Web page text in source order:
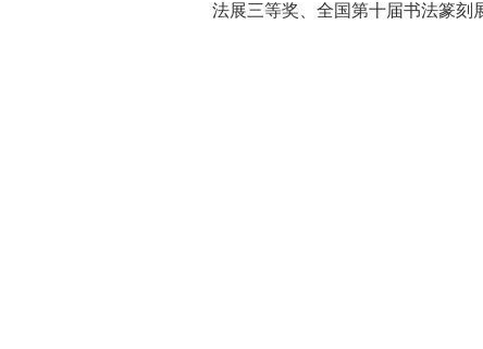
法展三等奖、全国第十届书法篆刻